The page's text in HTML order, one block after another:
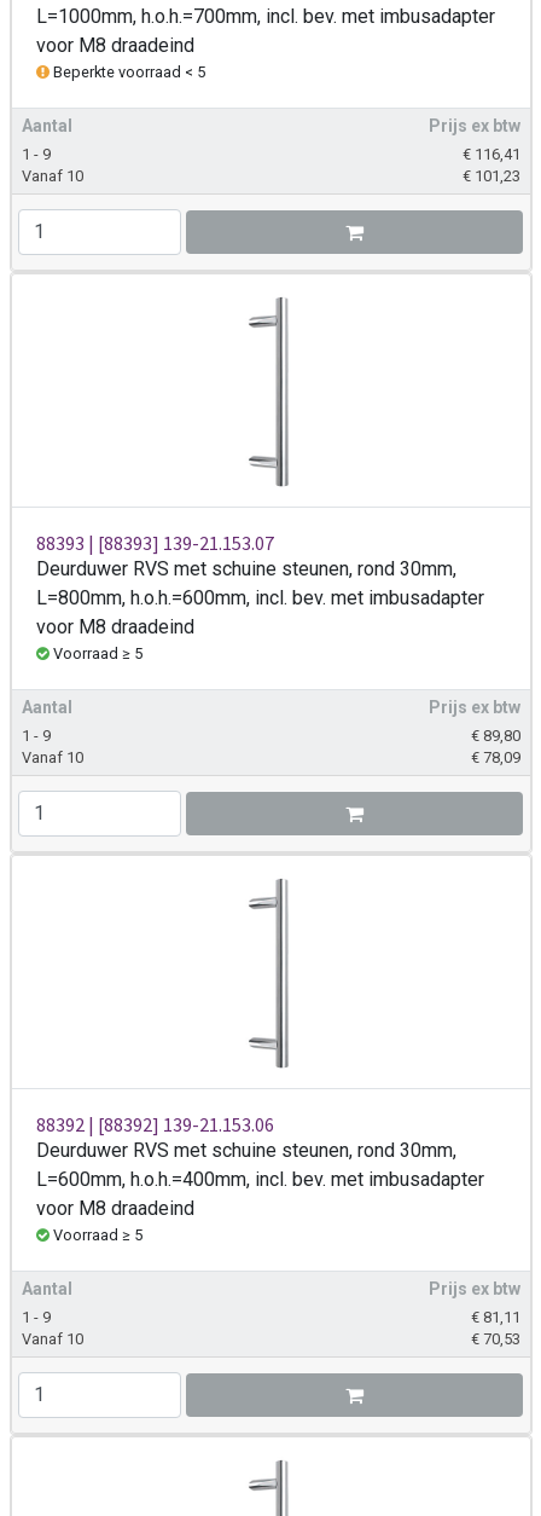
L=1000mm, h.o.h.=700mm, incl. bev. met imbusadapter
voor M8 draadeind
Beperkte voorraad < 5
Aantal Prijs ex btw
1 - 9 € 116,41
Vanaf 10
€ 101,23
88393 | [88393] 139-21.153.07
Deurduwer RVS met schuine steunen, rond 30mm,
L=800mm, h.o.h.=600mm, incl. bev. met imbusadapter
voor M8 draadeind
Voorraad ≥ 5
Aantal Prijs ex btw
1 - 9 € 89,80
Vanaf 10
€ 78,09
88392 | [88392] 139-21.153.06
Deurduwer RVS met schuine steunen, rond 30mm,
L=600mm, h.o.h.=400mm, incl. bev. met imbusadapter
voor M8 draadeind
Voorraad ≥ 5
Aantal Prijs ex btw
1 - 9 € 81,11
Vanaf 10
€ 70,53